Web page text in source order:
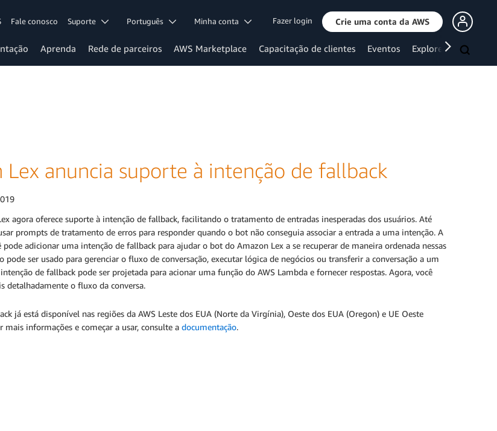
Fale conosco Suporte Português Minha conta Fazer login Crie uma conta da AWS
Aprenda Rede de parceiros AWS Marketplace Capacitação de clientes Eventos Explore mais
Lex anuncia suporte à intenção de fallback
agora oferece suporte à intenção de fallback, facilitando o tratamento de entradas inesperadas dos usuários. Até
prompts de tratamento de erros para responder quando o bot não conseguia associar a entrada a uma intenção. A
pode adicionar uma intenção de fallback para ajudar o bot do Amazon Lex a se recuperar de maneira ordenada nessas
pode ser usado para gerenciar o fluxo de conversação, executar lógica de negócios ou transferir a conversação a um
de fallback pode ser projetada para acionar uma função do AWS Lambda e fornecer respostas. Agora, você
detalhadamente o fluxo da conversa.
já está disponível nas regiões da AWS Leste dos EUA (Norte da Virgínia), Oeste dos EUA (Oregon) e UE Oeste
mais informações e começar a usar, consulte a documentação.